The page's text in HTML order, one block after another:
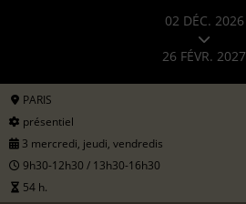
02 DÉC. 2026
26 FÉVR. 2027
PARIS
présentiel
3 mercredi, jeudi, vendredis
9h30-12h30 / 13h30-16h30
54 h.